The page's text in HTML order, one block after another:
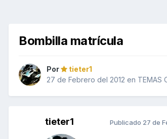
Bombilla matrícula
Por
tieter1
27 de Febrero del 2012 en TEMAS
tieter1 Publicado 27 de